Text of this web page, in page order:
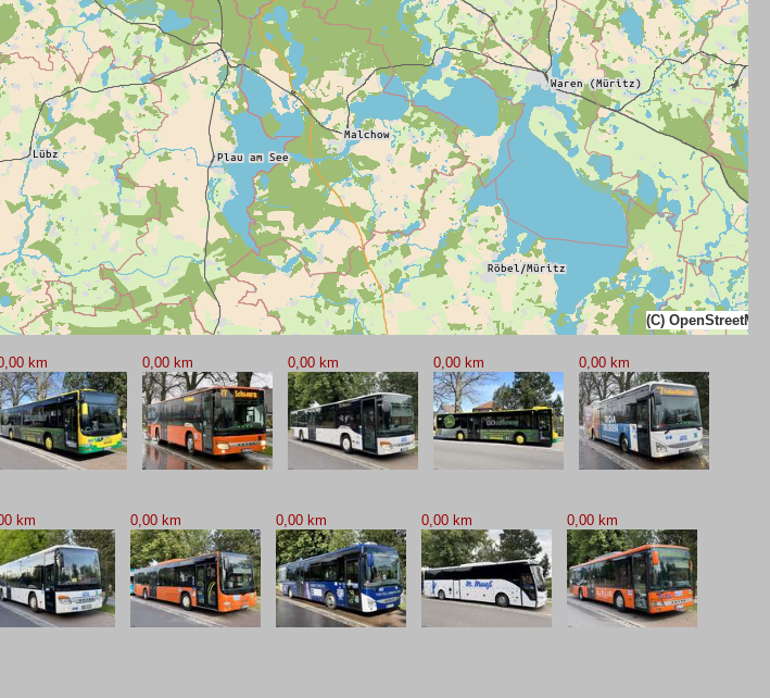
(C)
km 0,00 km 0,00 km 0,00 km 0,00 km
km 0,00 km 0,00 km 0,00 km 0,00 km